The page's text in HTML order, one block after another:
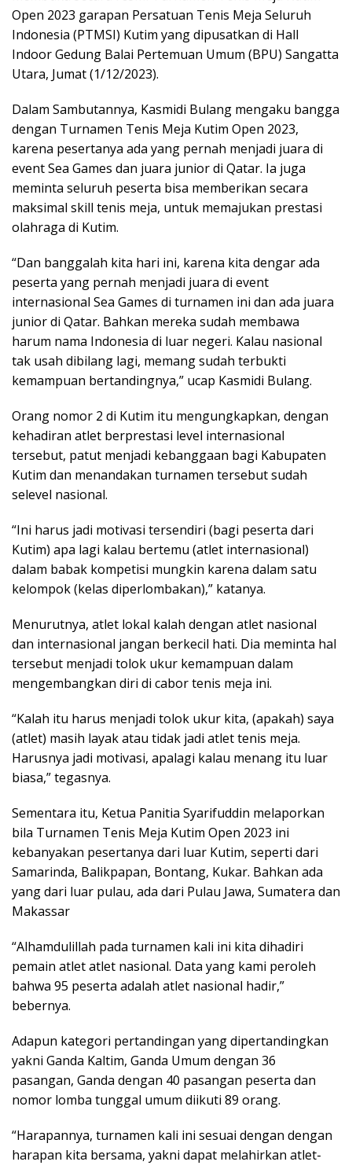
Open 2023 garapan Persatuan Tenis Meja Seluruh
Indonesia (PTMSI) Kutim yang dipusatkan di Hall
Indoor Gedung Balai Pertemuan Umum (BPU) Sangatta
Utara, Jumat (1/12/2023).
Dalam Sambutannya, Kasmidi Bulang mengaku bangga
dengan Turnamen Tenis Meja Kutim Open 2023,
karena pesertanya ada yang pernah menjadi juara di
event Sea Games dan juara junior di Qatar. Ia juga
meminta seluruh peserta bisa memberikan secara
maksimal skill tenis meja, untuk memajukan prestasi
olahraga di Kutim.
“Dan banggalah kita hari ini, karena kita dengar ada
peserta yang pernah menjadi juara di event
internasional Sea Games di turnamen ini dan ada juara
junior di Qatar. Bahkan mereka sudah membawa
harum nama Indonesia di luar negeri. Kalau nasional
tak usah dibilang lagi, memang sudah terbukti
kemampuan bertandingnya,” ucap Kasmidi Bulang.
Orang nomor 2 di Kutim itu mengungkapkan, dengan
kehadiran atlet berprestasi level internasional
tersebut, patut menjadi kebanggaan bagi Kabupaten
Kutim dan menandakan turnamen tersebut sudah
selevel nasional.
“Ini harus jadi motivasi tersendiri (bagi peserta dari
Kutim) apa lagi kalau bertemu (atlet internasional)
dalam babak kompetisi mungkin karena dalam satu
kelompok (kelas diperlombakan),” katanya.
Menurutnya, atlet lokal kalah dengan atlet nasional
dan internasional jangan berkecil hati. Dia meminta hal
tersebut menjadi tolok ukur kemampuan dalam
mengembangkan diri di cabor tenis meja ini.
“Kalah itu harus menjadi tolok ukur kita, (apakah) saya
(atlet) masih layak atau tidak jadi atlet tenis meja.
Harusnya jadi motivasi, apalagi kalau menang itu luar
biasa,” tegasnya.
Sementara itu, Ketua Panitia Syarifuddin melaporkan
bila Turnamen Tenis Meja Kutim Open 2023 ini
kebanyakan pesertanya dari luar Kutim, seperti dari
Samarinda, Balikpapan, Bontang, Kukar. Bahkan ada
yang dari luar pulau, ada dari Pulau Jawa, Sumatera dan
Makassar
“Alhamdulillah pada turnamen kali ini kita dihadiri
pemain atlet atlet nasional. Data yang kami peroleh
bahwa 95 peserta adalah atlet nasional hadir,”
bebernya.
Adapun kategori pertandingan yang dipertandingkan
yakni Ganda Kaltim, Ganda Umum dengan 36
pasangan, Ganda dengan 40 pasangan peserta dan
nomor lomba tunggal umum diikuti 89 orang.
“Harapannya, turnamen kali ini sesuai dengan dengan
harapan kita bersama, yakni dapat melahirkan atlet-